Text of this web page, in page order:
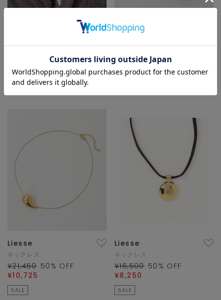
Liesse
別注コラボ
Liesse
イヤリング
¥14,300
Liesse
ネックレス
¥21,450 50 % OFF
¥10,725
SALE
Liesse
ネックレス
¥16,500 50 % OFF
¥8,250
SALE